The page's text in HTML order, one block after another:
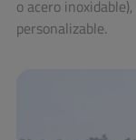
o acero
personalizable.